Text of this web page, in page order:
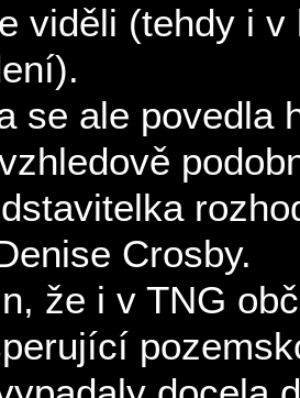
viděli (tehdy i
se ale povedla
Crosby.
že i v TNG